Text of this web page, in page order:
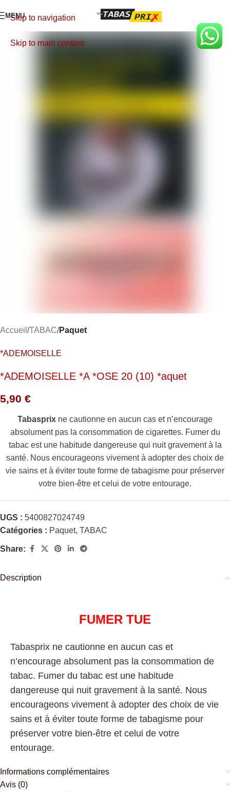
Skip to navigation
Skip to main content
MENU
Accueil TABAC Paquet
*ADEMOISELLE
*ADEMOISELLE *A *OSE 20 (10) *aquet
5,90 €
Tabasprix ne cautionne en aucun cas et n’encourage
absolument pas la consommation de cigarettes. Fumer du
tabac est une habitude dangereuse qui nuit gravement à la
santé. Nous encourageons vivement à adopter des choix de
vie sains et à éviter toute forme de tabagisme pour préserver
votre bien-être et celui de votre entourage.
UGS : 5400827024749
Catégories : Paquet, TABAC
Share:
Description
FUMER TUE
Tabasprix ne cautionne en aucun cas et
n’encourage absolument pas la consommation de
tabac. Fumer du tabac est une habitude
dangereuse qui nuit gravement à la santé. Nous
encourageons vivement à adopter des choix de vie
sains et à éviter toute forme de tabagisme pour
préserver votre bien-être et celui de votre
entourage.
Informations complémentaires
Avis (0)